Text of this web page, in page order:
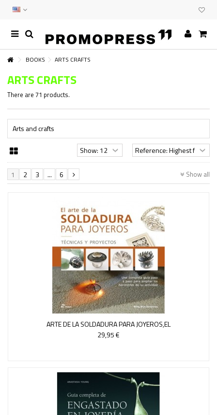
BOOKS ARTS CRAFTS
ARTS CRAFTS
There are 71 products.
Arts and crafts
Show all
1 2 3 ... 6
ARTE DE LA SOLDADURA PARA JOYEROS,EL
29,95 €